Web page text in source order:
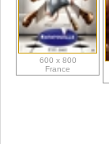
600 x 800
France